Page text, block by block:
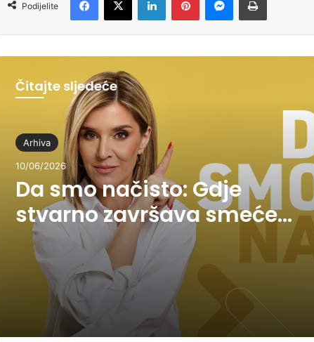
Podijelite
Čitajte sljedeće
Arhiva
10/06/2026
Da smo načisto: Gdje
stvarno završava smeće
koje bacimo?